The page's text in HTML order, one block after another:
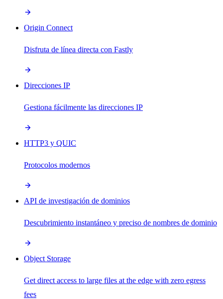
Origin Connect
Disfruta de línea directa con Fastly
Direcciones IP
Gestiona fácilmente las direcciones IP
HTTP3 y QUIC
Protocolos modernos
API de investigación de dominios
Descubrimiento instantáneo y preciso de nombres de dominio
Object Storage
Get direct access to large files at the edge with zero egress
fees